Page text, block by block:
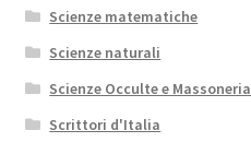
Scienze matematiche
Scienze naturali
Scienze Occulte e Massoneria
Scrittori d'Italia